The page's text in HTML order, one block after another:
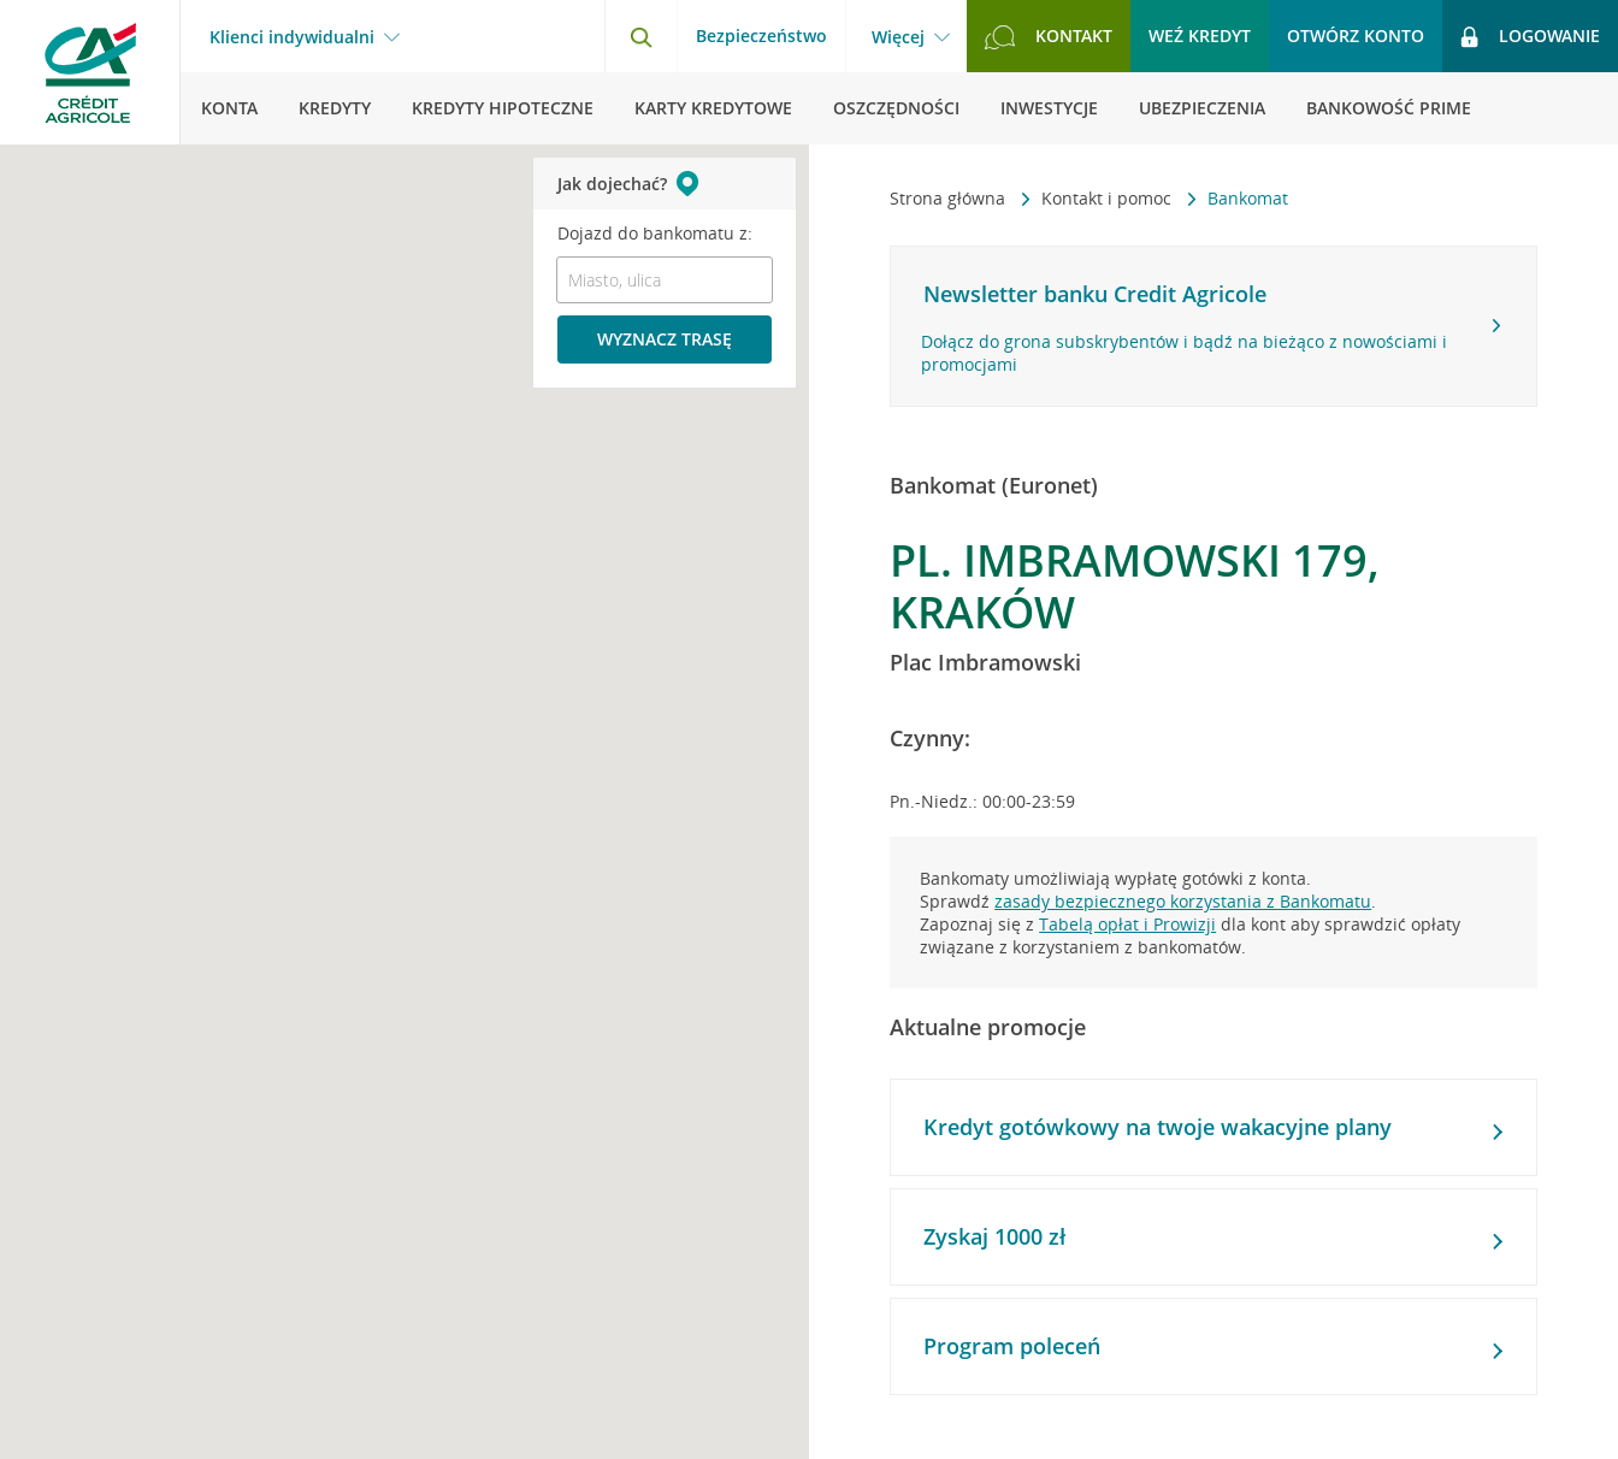
Klienci indywidualni Bezpieczeństwo Więcej KONTAKT WEŹ KREDYT OTWÓRZ KONTO LOGOWANIE
KONTA KREDYTY KREDYTY HIPOTECZNE KARTY KREDYTOWE OSZCZĘDNOŚCI INWESTYCJE UBEZPIECZENIA BANKOWOŚĆ PRIME
Strona główna Kontakt i pomoc Bankomat
Newsletter banku Credit Agricole
Dołącz do grona subskrybentów i bądź na bieżąco z nowościami i
promocjami
Bankomat (Euronet)
PL. IMBRAMOWSKI 179,
KRAKÓW
Plac Imbramowski
Czynny:
Pn.-Niedz.: 00:00-23:59
Bankomaty umożliwiają wypłatę gotówki z konta.
Sprawdźzasady bezpiecznego korzystania z Bankomatu.
Zapoznaj się zTabelą opłat i Prowizji dla kont aby sprawdzić opłaty
związane z korzystaniem z bankomatów.
Aktualne promocje
Kredyt gotówkowy na twoje wakacyjne plany
Zyskaj 1000 zł
Program poleceń
Jak dojechać?
Dojazd do bankomatu z:
WYZNACZ TRASĘ